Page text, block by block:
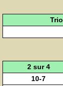
Trio
2 sur 4
10-7